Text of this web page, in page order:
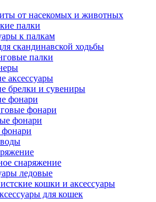
от насекомых и животных
палки
к палкам
скандинавской ходьбы
палки
аксессуары
брелки и сувениры
фонари
фонари
фонари
снаряжение
ледовые
кошки и аксессуары
для кошек